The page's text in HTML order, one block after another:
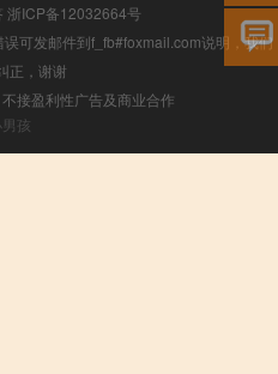
浙ICP备12032664号
可发邮件到f_fb#foxmail.com说明，我们
正，谢谢
接盈利性广告及商业合作
孩